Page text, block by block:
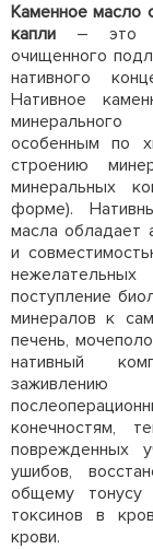
Каменное масло
капли – это
очищенного
нативного
Нативное
минерального
особенным по
строению
минеральных
форме).
масла обладает
и
поступление
минералов к
печень,
нативный
конечностям,
поврежденных
ушибов,
общему тонусу
токсинов в
крови.